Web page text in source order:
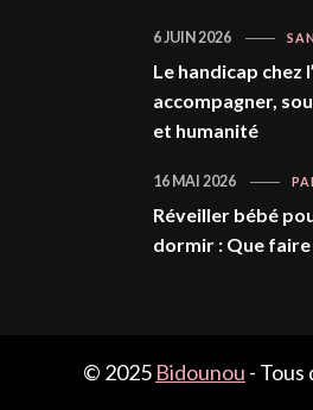
Le handicap chez
accompagner,
et humanité
6 JUIN 2026
Réveiller bébé
dormir : Que faire
16 MAI 2026
© 2025 Bidounou -